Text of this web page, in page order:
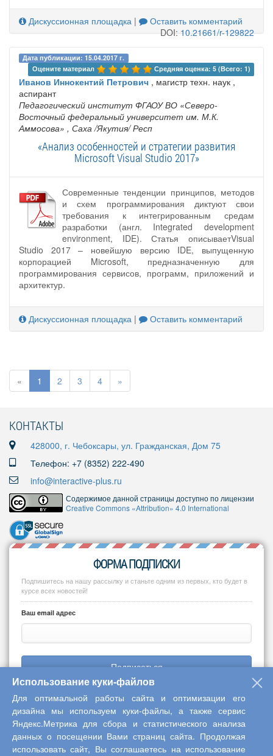
Дискуссионная площадка |
Оставить комментарий
DOI:10.21661/r-129822
Дата публикации: 15.04.2017 г.
Оцените материал
Средняя оценка: 5 (Всего: 1)
Иванов Иннокентий Петрович , магистр техн. наук ,
аспирант
Педагогический институт ФГАОУ ВО «Северо-
Восточный федеральный университет им. М.К.
Аммосова» , Саха /Якутия/ Респ
«Анализ особенностей и стратегии развития
Microsoft Visual Studio 2017»
Современные тенденции принципов, методов
и схем программирования диктуют свои
требования к интегрированным средам
разработки (англ. Integrated development
environment, IDE). Статья описываетVisual
Studio 2017 – новейшую версию IDE, выпущенную
корпорацией Microsoft, предназначенную для
программирования сервисов, программ, приложений и
архитектур.
Дискуссионная площадка | Оставить комментарий
« 1 2 3 4 »
КОНТАКТЫ
428000, г. Чебоксары, ул. Гражданская, Дом 75
Телефон: +7 (8352) 222-490
info@interactive-plus.ru
Содержимое данной страницы доступно по лицензии
Creative Commons «Attribution» 4.0 International
ФОРМА ПОДПИСКИ
Подпишитесь на нашу рассылку и станьте одним из первых, кто будет в
курсе всех новостей!
Ваш email адрес
Подписаться
Copyright © 2013-2026 Центр научного сотрудничества «Интерактив
плюс»
Использование куки-файлов
Для оптимальной работы сайта и оптимизации его
дизайна мы используем куки-файлы, а также сервис
Яндекс.Метрика для сбора и статистического анализа
данных о посещении Вами страниц сайта. Продолжая
использовать сайт, Вы соглашаетесь на использование